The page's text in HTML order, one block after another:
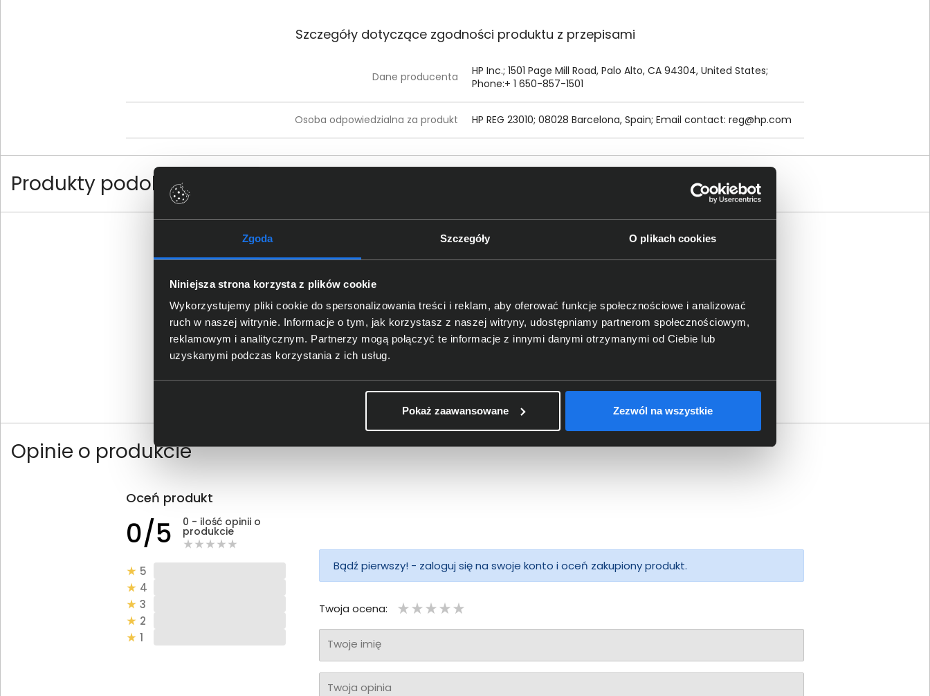
Zgoda Szczegóły O plikach cookies
Niniejsza strona korzysta z plików cookie
Wykorzystujemy pliki cookie do spersonalizowania treści i reklam, aby oferować funkcje społecznościowe i analizować
ruch w naszej witrynie. Informacje o tym, jak korzystasz z naszej witryny, udostępniamy partnerom społecznościowym,
reklamowym i analitycznym. Partnerzy mogą połączyć te informacje z innymi danymi otrzymanymi od Ciebie lub
uzyskanymi podczas korzystania z ich usług.
Pokaż zaawansowane Zezwól na wszystkie
Szczegóły dotyczące zgodności produktu z przepisami
Dane producenta
HP Inc.; 1501 Page Mill Road, Palo Alto, CA 94304, United States;
Phone:+ 1 650-857-1501
Osoba odpowiedzialna za produkt HP REG 23010; 08028 Barcelona, Spain; Email contact: reg@hp.com
Produkty podobne
Tusz HP 304 trójkolorowy
N9K05AE
70,00 zł
netto: 56,91 zł
Opinie o produkcie
Oceń produkt
0/5 0 - ilość opinii o
produkcie
5
4
3
2
1
Bądź pierwszy! - zaloguj się na swoje konto i oceń zakupiony produkt.
Twoja ocena:
Twoje imię
Twoja opinia